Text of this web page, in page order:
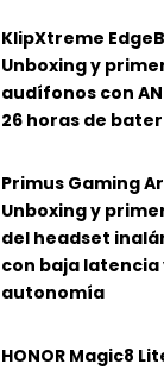
KlipXtreme
Unboxing y
audífonos con
26 horas de
Primus Gaming
Unboxing y
del headset
con baja latencia
autonomía
HONOR Magic8